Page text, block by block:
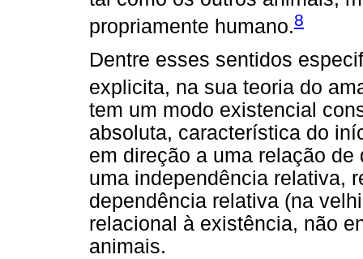
propriamente humano.8
Dentre esses sentidos
explicita, na sua teoria do
tem um modo existencial
absoluta, característica do
em direção a uma relação
uma independência relativa,
dependência relativa (na
relacional à existência, não
animais.